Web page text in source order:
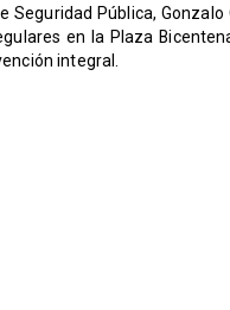
Seguridad Pública,
en la Plaza
integral.